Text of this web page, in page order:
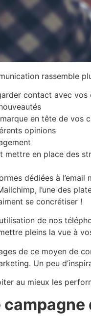
rassemble
contact avec vos
en tête de vos
opinions
mettre en place des
dédiées à
l’une des
se concrétiser !
de nos
pleins la vue à
de ce moyen de
Un peu
au mieux les